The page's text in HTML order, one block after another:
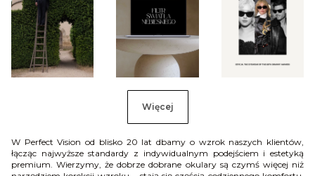
Więcej
W Perfect Vision od blisko 20 lat dbamy o wzrok naszych klientów,
łącząc najwyższe standardy z indywidualnym podejściem i estetyką
premium. Wierzymy, że dobrze dobrane okulary są czymś więcej niż